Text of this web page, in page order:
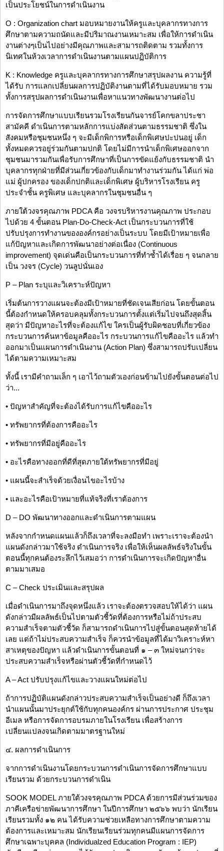
เป็นประโยชน์ในการดำเนินงาน
O : Organization chart มอบหมายงานให้ครูและบุคลากรทางการ
ศึกษาตามความถนัดและมีปริมาณงานเหมาะสม เพื่อให้การดำเนิน
งานต่างๆเป็นไปอย่างมีคุณภาพและสามารถติดตาม รวมทั้งการ
นิเทศในห้วงเวลาการดำเนินงานตามแผนปฏิบัติการ
K : Knowledge ครูและบุคลากรทางการศึกษาสรุปผลงาน ความรู้ที่
ได้รับ การแลกเปลี่ยนผลการปฏิบัติงานตามที่ได้รับมอบหมาย รวม
ทั้งการสรุปผลการดำเนินงานเพื่อหาแนวทางพัฒนางานต่อไป
การจัดการศึกษาแบบเรียนรวมโรงเรียนกันจารย์โคกขลาประชา
สามัคคี ดำเนินการตามหลักการแบ่งสัดส่วนตามธรรมชาติ ซึ่งใน
สังคมหรือชุมชนหนึ่ง ๆ จะมีเด็กพิการหรือเด็กพิเศษปะปนอยู่ เด็ก
ทั้งหมดควรอยู่ร่วมกันตามปกติ โดยไม่มีการนำเด็กพิเศษออกจาก
ชุมชนมารวมกันเพื่อรับการศึกษาที่เป็นการขัดแย้งกับธรรมชาติ นำ
บุคลากรทุกฝ่ายที่มีส่วนเกี่ยวข้องกับเด็กมาทำงานร่วมกัน ได้แก่ พ่อ
แม่ ผู้ปกครอง ของเด็กปกติและเด็กพิเศษ ผู้บริหารโรงเรียน ครู
ประจำชั้น ครูพิเศษ และบุคลากรในชุมชนอื่น ๆ
ภายใต้วงจรคุณภาพ PDCA คือ วงจรบริหารงานคุณภาพ ประกอบ
ไปด้วย 4 ขั้นตอน Plan-Do-Check-Act เป็นกระบวนการที่ใช้
ปรับปรุงการทำงานขององค์กรอย่างเป็นระบบ โดยมีเป้าหมายเพื่อ
แก้ปัญหาและเกิดการพัฒนาอย่างต่อเนื่อง (Continuous
improvement) จุดเด่นคือเป็นกระบวนการที่ทำซ้ำได้เรื่อย ๆ จนกลาย
เป็น วงจร (Cycle) วนลูปนั่นเอง
P – Plan ระบุและวิเคราะห์ปัญหา
เริ่มต้นการวางแผนจะต้องมีเป้าหมายที่ชัดเจนเสียก่อน โดยขั้นตอน
นี้ต้องกำหนดให้ครอบคลุมทั้งกระบวนการตั้งแต่เริ่มไปจนถึงสุดสิ้น
สุดว่า มีปัญหาอะไรที่จะต้องแก้ไข ใครเป็นผู้รับผิดชอบที่เกี่ยวข้อง
กระบวนการค้นหาข้อมูลคืออะไร กระบวนการแก้ไขคืออะไร แล้วทำ
ออกมาเป็นแผนการดำเนินงาน (Action Plan) ซึ่งสามารถปรับเปลี่ยน
ได้ตามความเหมาะสม
ทั้งนี้ เรามีคำถามเล็ก ๆ เอาไว้ถามตัวเองก่อนข้ามไปยังขั้นตอนต่อไป
ว่า...
• ปัญหาสำคัญที่จะต้องได้รับการแก้ไขคืออะไร
• ทรัพยากรที่ต้องการคืออะไร
• ทรัพยากรที่มีอยู่คืออะไร
• อะไรคือทางออกที่ดีที่สุดภายใต้ทรัพยากรที่มีอยู่
• แผนนี้จะสำเร็จด้วยเงื่อนไขอะไรบ้าง
• และอะไรคือเป้าหมายที่แท้จริงที่เราต้องการ
D – DO พัฒนาทางออกและดำเนินการตามแผน
หลังจากกำหนดแผนแล้วก็ถึงเวลาที่จะลงมือทำ เพราะเราจะต้องนำ
แผนดังกล่าวมาใช้จริง ดำเนินการจริง เพื่อให้เห็นผลลัพธ์จริงในขั้น
ตอนนี้ทุกคนต้องระลึกไว้เสมอว่า การดำเนินการจะเกิดปัญหาอื่น
ตามมาเสมอ
C – Check ประเมินและสรุปผล
เมื่อดำเนินการมาถึงจุดหนึ่งแล้ว เราจะต้องตรวจสอบให้ได้ว่า แผน
ดังกล่าวมีผลลัพธ์เป็นไปตามตัวชี้วัดที่ต้องการหรือไม่ถ้าประสบ
ความสำเร็จตามตัวชี้วัด ก็สามารถดำเนินการไปสู่ขั้นตอนสุดท้ายได้
เลย แต่ถ้าไม่ประสบความสำเร็จ ก็ควรนำข้อมูลที่ได้มาวิเคราะห์หา
สาเหตุของปัญหา แล้วดำเนินการขั้นตอนที่ ๑ – ๓ ใหม่จนกว่าจะ
ประสบความสำเร็จหรือผ่านตัวชี้วัดที่กำหนดไว้
A – Act ปรับปรุงแก้ไขและวางแผนใหม่ต่อไป
ถ้าการปฏิบัติแผนดังกล่าวประสบความสำเร็จเป็นอย่างดี ก็ถึงเวลา
นำแผนนั้นมาประยุกต์ใช้กับทุกคนองค์กร ผ่านการประกาศ ประชุม
อีเมล หรือการจัดการอบรมภายในโรงเรียน เพื่อสร้างการ
เปลี่ยนแปลงจนเกิดตามมาตรฐานใหม่
๔. ผลการดำเนินการ
จากการดำเนินงานโดยกระบวนการดำเนินการจัดการศึกษาแบบ
เรียนรวม ด้วยกระบวนการดำเนิน
SOOK MODEL ภายใต้วงจรคุณภาพ PDCA ด้วยการมีส่วนร่วมของ
ภาคีเครือข่ายพัฒนาการศึกษา ในปีการศึกษา ๒๕๖๖ พบว่า นักเรียน
เรียนรวมทั้ง ๑๒ คน ได้รับความช่วยเหลือทางการศึกษาตามความ
ต้องการและเหมาะสม นักเรียนเรียนร่วมทุกคนมีแผนการจัดการ
ศึกษาเฉพาะบุคคล (Individualzed Education Program : IEP)